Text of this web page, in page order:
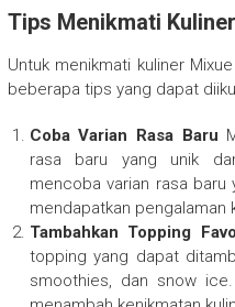
Tips Menikmati
Untuk menikmati kuliner
beberapa tips yang dapat
Coba Varian Rasa Baru
rasa baru yang unik
mencoba varian rasa baru
mendapatkan pengalaman
Tambahkan Topping
topping yang dapat
smoothies, dan snow